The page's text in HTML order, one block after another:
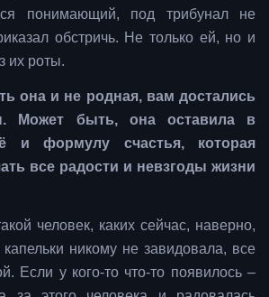
понимающий, под трибунал не
обстричь. Не только ей, но и
их роты.
она и не родная, вам достались
Может быть, она оставила в
и формулу счастья, которая
все радости и невзгоды жизни
человек, каких сейчас, наверно,
никому не завидовала, все
Если у кого-то что-то появилось –